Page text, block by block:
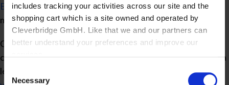
includes tracking your activities across our site and the
shopping cart which is a site owned and operated by
Cleverbridge GmbH. Like that we and our partners can
better understand your preferences and improve our
Also, the operator of the shopping cart, Cleverbridge
Consent
Selection
Necessary
ERPpara fazer gestão integrada, rever as estratégias de
marketing e manter o foco no que realmente importa.
Gostou do nosso post? Agora você está por dentro de
como reverter a queda nas vendas! Então, aproveite para
ler nosso
guia absolutamente completo sobre gestão de